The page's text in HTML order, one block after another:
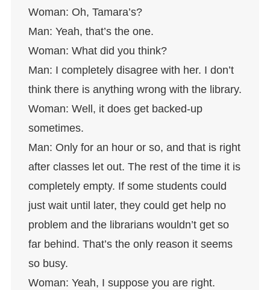
Woman: Oh, Tamara’s?
Man: Yeah, that’s the one.
Woman: What did you think?
Man: I completely disagree with her. I don’t
think there is anything wrong with the library.
Woman: Well, it does get backed-up
sometimes.
Man: Only for an hour or so, and that is right
after classes let out. The rest of the time it is
completely empty. If some students could
just wait until later, they could get help no
problem and the librarians wouldn’t get so
far behind. That’s the only reason it seems
so busy.
Woman: Yeah, I suppose you are right.